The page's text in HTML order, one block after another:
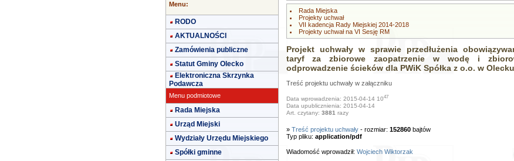
Menu:
RODO
AKTUALNOŚCI
Zamówienia publiczne
Statut Gminy Olecko
Elektroniczna Skrzynka
Podawcza
Menu podmiotowe
Rada Miejska
Urząd Miejski
Wydziały Urzędu Miejskiego
Spółki gminne
Rada Miejska
Projekty uchwał
VII kadencja Rady Miejskiej 2014-2018
Projekty uchwał na VI Sesję RM
Projekt uchwały w sprawie przedłużenia
taryf za zbiorowe zaopatrzenie w wodę i
odprowadzenie ścieków dla PWiK Spółka z o.o. w
Treść projektu uchwały w załączniku
Data wprowadzenia: 2015-04-14 1047
Data upublicznienia: 2015-04-14
Art. czytany: 3881razy
» Treść projektu uchwały- rozmiar: 152860bajtów
Typ pliku: application/pdf
Wiadomość wprowadził: Wojciech Wiktorzak